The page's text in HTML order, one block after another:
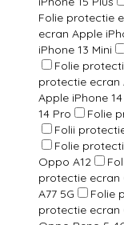
Folie protectie
ecran Apple
iPhone 13 Mini
Folie
protectie ecran
Apple iPhone 14
14 Pro
Folie
Folii
Folie
Oppo A12
protectie ecran
A77 5G
Folie
protectie ecran